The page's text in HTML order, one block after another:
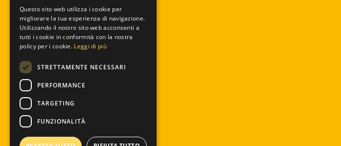
Questo sito web utilizza i cookie per
migliorare la tua esperienza di navigazione.
Utilizzando il nostro sito web acconsenti a
tutti i cookie in conformità con la nostra
policy per i cookie. Leggi di più
STRETTAMENTE NECESSARI
PERFORMANCE
TARGETING
FUNZIONALITÀ